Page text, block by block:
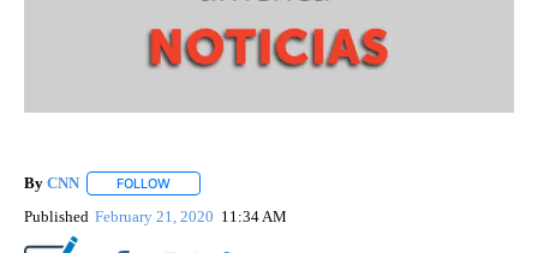
By CNN FOLLOW
Published February 21, 2020 11:34 AM